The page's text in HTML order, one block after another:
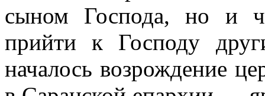
сыном Господа, но и
прийти к Господу
началось возрождение